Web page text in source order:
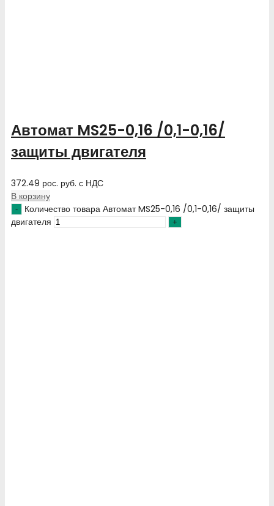
Автомат MS25-0,16 /0,1-0,16/
защиты двигателя
372.49 рос. руб. с НДС
В корзину
Количество товара Автомат MS25-0,16 /0,1-0,16/ защиты
двигателя